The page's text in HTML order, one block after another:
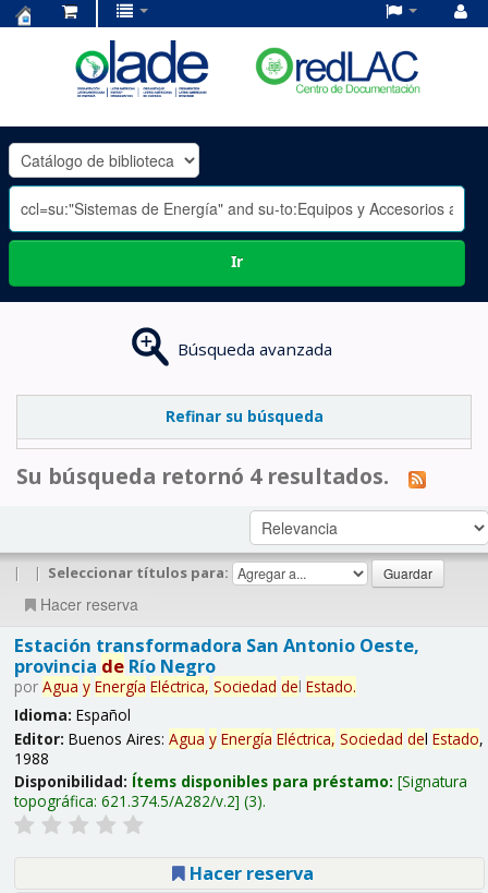
OLADE
-
Ir
Búsqueda avanzada
Refinar su búsqueda
Su búsqueda retornó 4 resultados.
| | Seleccionar títulos para:
Hacer reserva
Estación transformadora San Antonio Oeste,
provincia deRío Negro
por Agua y Energía Eléctrica, Sociedad del Estado.
Idioma: Español
Editor: Buenos Aires: Agua y Energía Eléctrica, Sociedad del Estado,
1988
Disponibilidad: Ítems disponibles para préstamo: Signatura
topográfica: 621.374.5/A282/v.2 (3).
Hacer reserva